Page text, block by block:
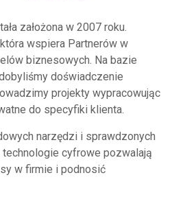
założona w 2007 roku.
wspiera Partnerów w
biznesowych. Na bazie
doświadczenie
projekty wypracowując
do specyfiki klienta.
narzędzi i sprawdzonych
cyfrowe pozwalają
w firmie i podnosić